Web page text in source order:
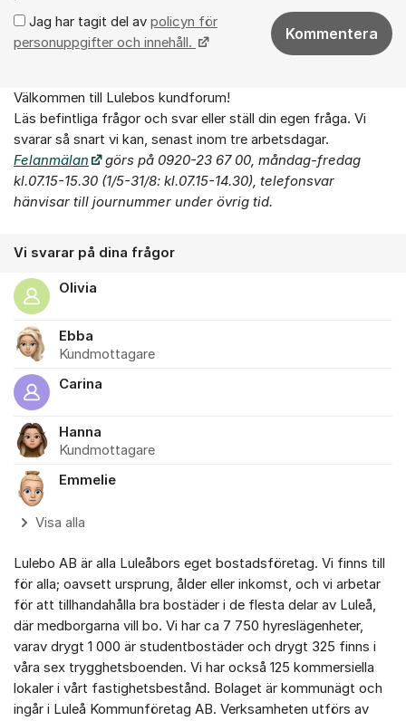
Jag har tagit del av policyn för
personuppgifter och innehåll.
Kommentera
Om forumet
Välkommen till Lulebos kundforum!
Läs befintliga frågor och svar eller ställ din egen fråga. Vi
svarar så snart vi kan, senast inom tre arbetsdagar.
Felanmälan
görs på 0920-23 67 00, måndag-fredag
kl.07.15-15.30 (1/5-31/8: kl.07.15-14.30), telefonsvar
hänvisar till journummer under övrig tid.
Vi svarar på dina frågor
Olivia
Ebba
Kundmottagare
Carina
Hanna
Kundmottagare
Emmelie
Visa alla
Lulebo AB är alla Luleåbors eget bostadsföretag. Vi finns till
för alla; oavsett ursprung, ålder eller inkomst, och vi arbetar
för att tillhandahålla bra bostäder i de flesta delar av Luleå,
där medborgarna vill bo. Vi har ca 7 750 hyreslägenheter,
varav drygt 1 000 är studentbostäder och drygt 325 finns i
våra sex trygghetsboenden. Vi har också 125 kommersiella
lokaler i vårt fastighetsbestånd. Bolaget är kommunägt och
ingår i Luleå Kommunföretag AB. Verksamheten utförs av